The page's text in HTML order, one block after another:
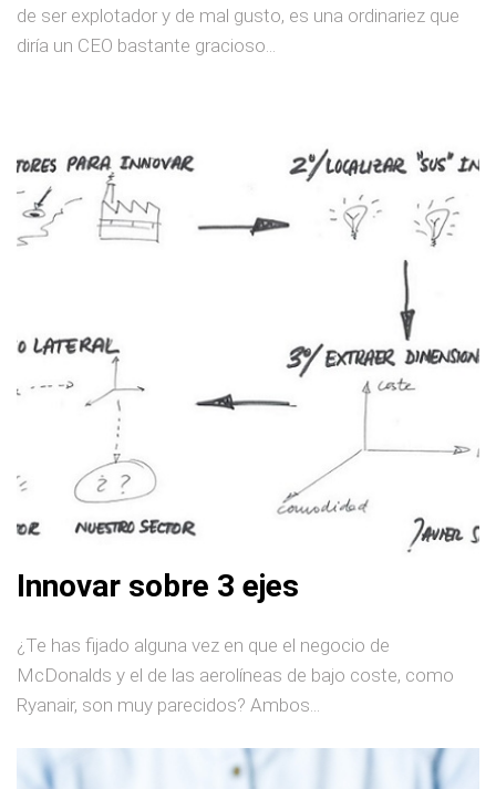
de ser explotador y de mal gusto, es una ordinariez que
diría un CEO bastante gracioso...
Innovar sobre 3 ejes
¿Te has fijado alguna vez en que el negocio de
McDonalds y el de las aerolíneas de bajo coste, como
Ryanair, son muy parecidos? Ambos...